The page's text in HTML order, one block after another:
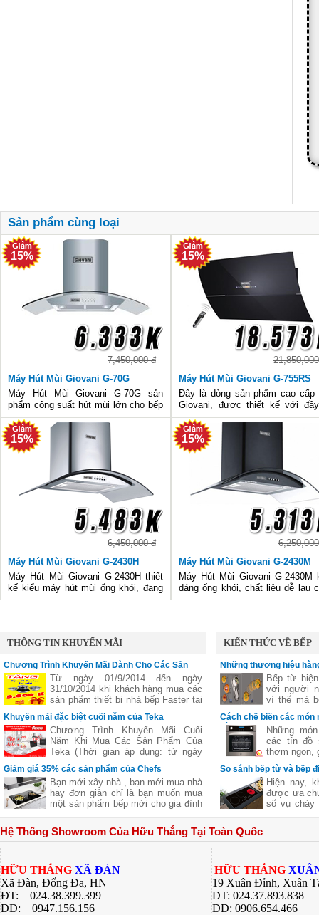
Sản phẩm cùng loại
15%
7,450,000 đ
Máy Hút Mùi Giovani G-70G
Máy Hút Mùi Giovani G-70G sản
phẩm công suất hút mùi lớn cho bếp
không khí trong lành, đèn Halogen
dịu êm tích kiệm điện, không ồn và là
con cưng của hãng Giovani với nhiều
ưu điểm nổi bật.
15%
Máy Hút Mùi Giovani G-755RS
Đây là dòng sản phẩm cao cấp
Giovani, được thiết kế với
tính năng của một chiếc máy hút
hiện đại nhất hiện nay. Sản
được bảo hành 2 năm tại các
của chúng tôi
15%
6,450,000 đ
Máy Hút Mùi Giovani G-2430H
Máy Hút Mùi Giovani G-2430H thiết
kế kiểu máy hút mùi ống khói, đang
là sản phẩm bán chạy nhất hiện nay,
15%
Máy Hút Mùi Giovani G-2430M
Máy Hút Mùi Giovani G-2430M
dáng ống khói, chất liệu dễ lau
công suất hút mùi lớn, điện năng
THÔNG TIN KHUYẾN MÃI
Chương Trình Khuyến Mãi Dành Cho Các Sản
Phẩm FasterTừ ngày 01/9/2014 đến ngày
31/10/2014 khi khách hàng mua các
sản phẩm thiết bị nhà bếp Faster tại
các đại lý của bếp gas Hữu Thắng
sẽ nhận được những phần quà hấp
dẫn, chi tiết xem thêm..
Khuyến mãi đặc biệt cuối năm của Teka
Chương Trình Khuyến Mãi Cuối
Năm Khi Mua Các Sản Phẩm Của
Teka (Thời gian áp dụng: từ ngày
11/11 đến hết ngày 27/12/2016)
Giảm giá 35% các sản phẩm của Chefs
Bạn mới xây nhà , bạn mới mua nhà
hay đơn giản chỉ là bạn muốn mua
một sản phẩm bếp mới cho gia đình
hãng nào tốt cả về giá về chất
lượng .Hãy để chúng tôi gợi ý cho
bạn một thương hiệu của Việt Nam
Âu đó là
KIẾN THỨC VỀ BẾP
Những thương hiệu
vùng nấu linh hoạt
Bếp từ
với người
vì thế mà
bếp từ
nhiên
Cách chế biến các
bằng lò nướngNhững
các tín đồ
thơm ngon,
nhưng lại
giữ
của thực
giúp bạn
ngon khác
nhiều công
So sánh bếp từ và bếp
Hiện nay,
được ưa
số vụ cháy
riêng. Bài
về 2 dòng
bạn có sự
bếp của gia
Hệ Thống Showroom Của Hữu Thắng Tại Toàn Quốc
HỮU THẮNG XÃ ĐÀN
Xã Đàn, Đống Đa, HN
ĐT: 024.38.399.399
DD: 0947.156.156
HỮU THẮNG
19 Xuân Đỉnh, Xuân
DT: 024.37.893.838
DD: 0906.654.466